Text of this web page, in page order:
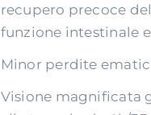
recupero precoce
funzione intestinale
Minor perdite
Visione magnificata